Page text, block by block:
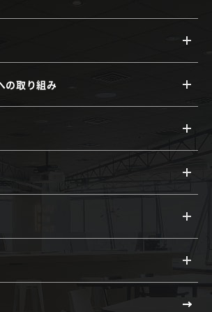
の取り組み